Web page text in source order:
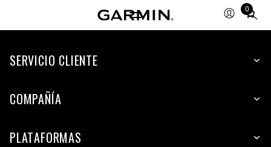
0
Total
items
cart:
SERVICIO CLIENTE
COMPAÑÍA
PLATAFORMAS